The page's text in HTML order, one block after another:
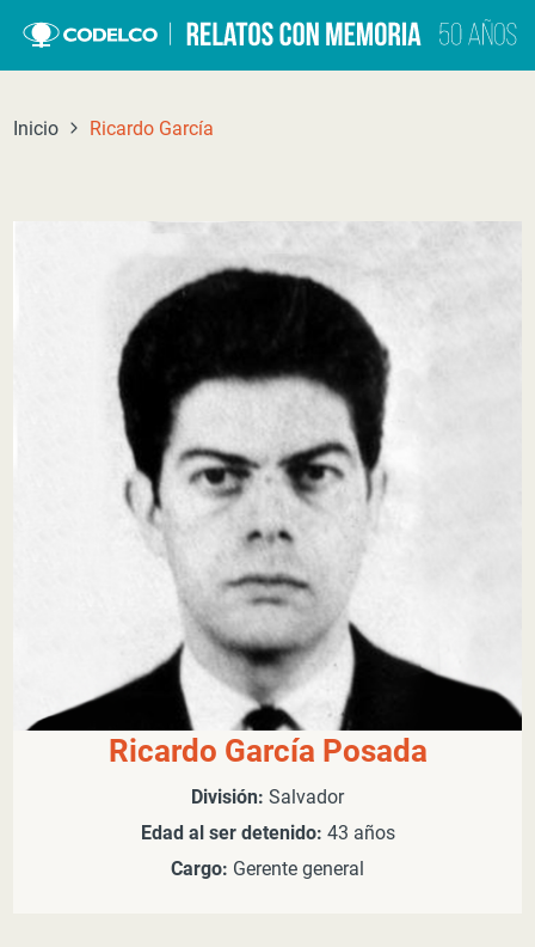
Inicio Ricardo García
Ricardo García Posada
División: Salvador
Edad al ser detenido: 43 años
Cargo: Gerente general